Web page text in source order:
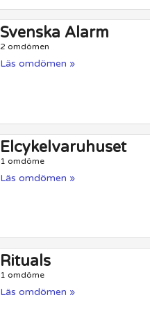
Svenska Alarm
2 omdömen
Läs omdömen »
Elcykelvaruhuset
1 omdöme
Läs omdömen »
Rituals
1 omdöme
Läs omdömen »